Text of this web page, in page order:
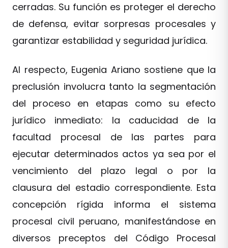
cerradas. Su función es proteger el derecho
de defensa, evitar sorpresas procesales y
garantizar estabilidad y seguridad jurídica.
Al respecto, Eugenia Ariano sostiene que la
preclusión involucra tanto la segmentación
del proceso en etapas como su efecto
jurídico inmediato: la caducidad de la
facultad procesal de las partes para
ejecutar determinados actos ya sea por el
vencimiento del plazo legal o por la
clausura del estadio correspondiente. Esta
concepción rígida informa el sistema
procesal civil peruano, manifestándose en
diversos preceptos del Código Procesal